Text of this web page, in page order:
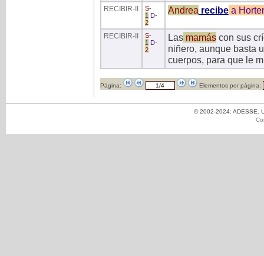
RECIBIR-II S-
1
D-
2
Andrea recibea
RECIBIR-II S-
1
D-
2
Lasmamáscon sus
niñero, aunque basta
cuerpos, para que le
Página: Elementos por página:
© 2002-2024: ADESSE.